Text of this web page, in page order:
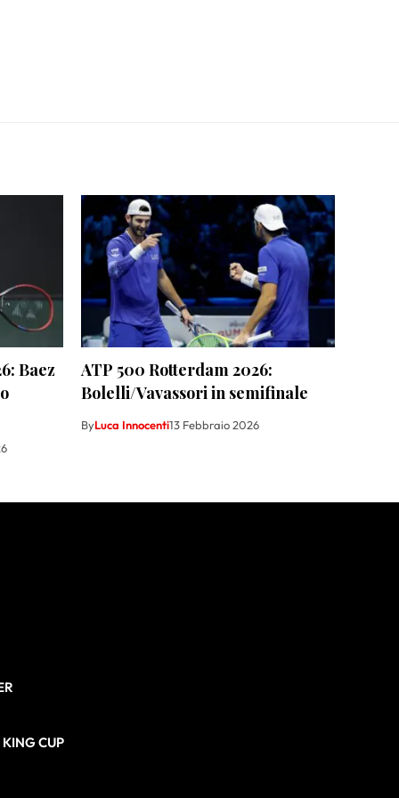
Baez
ATP 500 Rotterdam 2026:
Bolelli/Vavassori in semifinale
ByLuca Innocenti13 Febbraio 2026
CUP